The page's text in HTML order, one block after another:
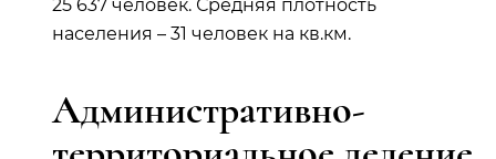
25 637 человек. Средняя плотность
населения – 31 человек на кв.км.
Административно-